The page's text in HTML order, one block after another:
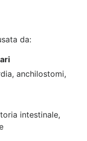
da:
anchilostomi,
intestinale,